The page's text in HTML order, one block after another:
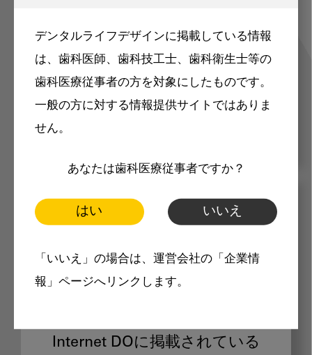
デンタルライフデザインに掲載している情報
は、歯科医師、歯科技工士、歯科衛生士等の
歯科医療従事者の方を対象にしたものです。
一般の方に対する情報提供サイトではありま
せん。
あなたは歯科医療従事者ですか？
はい いいえ
「いいえ」の場合は、運営会社の「企業情
報」ページへリンクします。
科衛生士、歯科技工士）に合わせた内
容のメールマガジンをお届けします。
メリット
Internet DOに掲載されている